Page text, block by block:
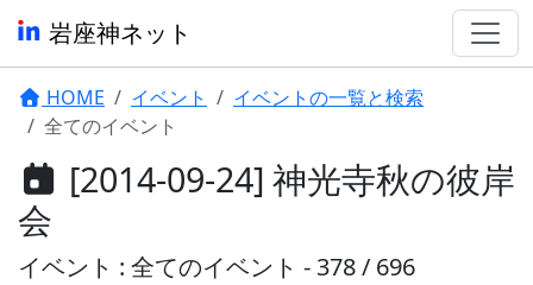
岩座神ネット
HOME イベント
イベントの一覧と検索
全てのイベント
[2014-09-24] 神光寺秋の彼岸
会
イベント : 全てのイベント - 378 / 696